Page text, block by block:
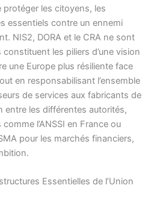
les citoyens, les
essentiels contre un ennemi
NIS2, DORA et le CRA ne sont
les piliers d’une vision
une Europe plus résiliente face
en responsabilisant l’ensemble
de services aux fabricants de
entre les différentes autorités,
l’ANSSI en France ou
pour les marchés financiers,
Essentielles de l’Union